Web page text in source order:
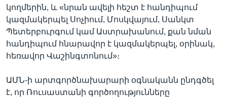
կողմերին, և «նրան ավելի հեշտ է հանդիպում
կազմակերպել Սոչիում, Մոսկվայում, Սանկտ
Պետերբուրգում կամ Աստրախանում, քան նման
հանդիպում հնարավոր է կազմակերպել, օրինակ,
հեռավոր Վաշինգտոնում»։
ԱՄՆ-ի արտգործնախարարի օգնականն ընդգծել
է, որ Ռուսաստանի գործողությունները